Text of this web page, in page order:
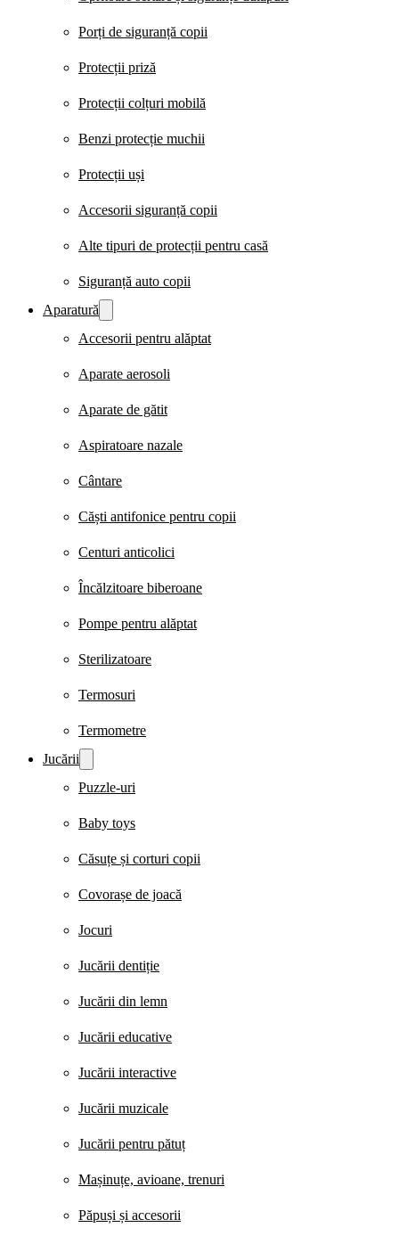
Porți de siguranță copii
Protecții priză
Protecții colțuri mobilă
Benzi protecție muchii
Protecții uși
Accesorii siguranță copii
Alte tipuri de protecții pentru casă
Siguranță auto copii
Aparatură
Accesorii pentru alăptat
Aparate aerosoli
Aparate de gătit
Aspiratoare nazale
Cântare
Căști antifonice pentru copii
Centuri anticolici
Încălzitoare biberoane
Pompe pentru alăptat
Sterilizatoare
Termosuri
Termometre
Jucării
Puzzle-uri
Baby toys
Căsuțe și corturi copii
Covorașe de joacă
Jocuri
Jucării dentiție
Jucării din lemn
Jucării educative
Jucării interactive
Jucării muzicale
Jucării pentru pătuț
Mașinuțe, avioane, trenuri
Păpuși și accesorii